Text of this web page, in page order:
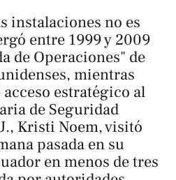
instalaciones no es
entre 1999 y 2009
de Operaciones" de
mientras
estratégico al
de Seguridad
Kristi Noem, visitó
pasada en su
en menos de tres